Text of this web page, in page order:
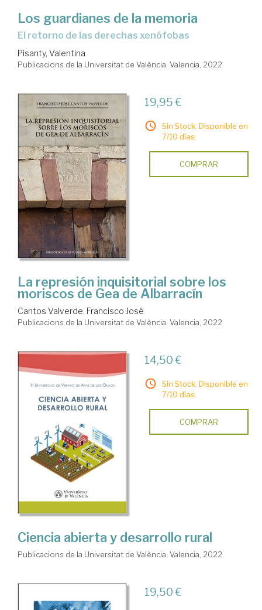
Los guardianes de la memoria
el retorno de las derechas xenófobas
Pisanty, Valentina
Publicacions de la Universitat de València. Valencia, 2022
19,95 €
Sin Stock. Disponible en
7/10 días.
COMPRAR
La represión inquisitorial sobre los
moriscos de Gea de Albarracín
Cantos Valverde, Francisco José
Publicacions de la Universitat de València. Valencia, 2022
14,50 €
Sin Stock. Disponible en
7/10 días.
COMPRAR
Ciencia abierta y desarrollo rural
Publicacions de la Universitat de València. Valencia, 2022
19,50 €